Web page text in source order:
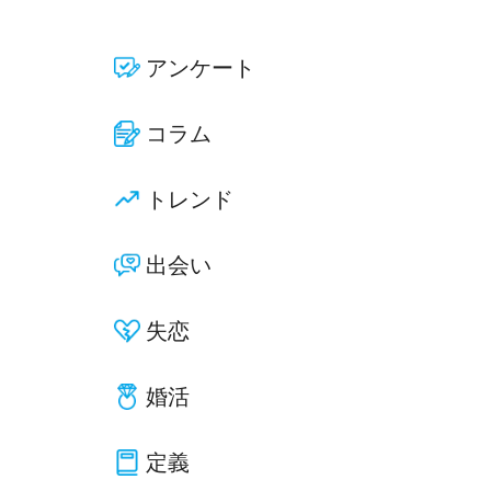
アンケート
コラム
トレンド
出会い
失恋
婚活
定義